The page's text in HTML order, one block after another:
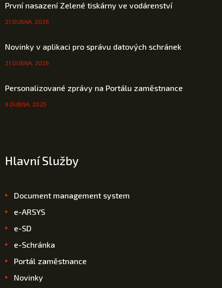
První nasazení Zelené tiskárny ve vodárenství
21 DUBNA, 2026
Novinky v aplikaci pro správu datových schránek
21 DUBNA, 2026
Personalizované zprávy na Portálu zaměstnance
9 DUBNA, 2025
Hlavní Služby
Document management system
e-ARSYS
e-SD
e-Schránka
Portál zaměstnance
Novinky